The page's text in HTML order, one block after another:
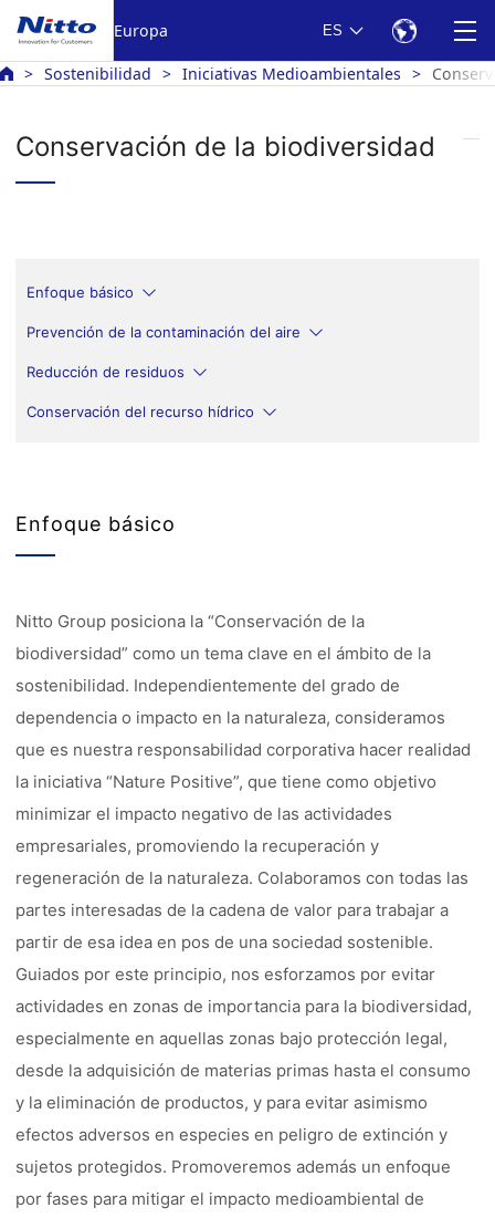
Europa ES
Sostenibilidad Iniciativas Medioambientales
Conservación de la biodiversidad
Enfoque básico
Prevención de la contaminación del aire
Reducción de residuos
Conservación del recurso hídrico
Enfoque básico
Nitto Group posiciona la “Conservación de la
biodiversidad” como un tema clave en el ámbito de la
sostenibilidad. Independientemente del grado de
dependencia o impacto en la naturaleza, consideramos
que es nuestra responsabilidad corporativa hacer realidad
la iniciativa “Nature Positive”, que tiene como objetivo
minimizar el impacto negativo de las actividades
empresariales, promoviendo la recuperación y
regeneración de la naturaleza. Colaboramos con todas las
partes interesadas de la cadena de valor para trabajar a
partir de esa idea en pos de una sociedad sostenible.
Guiados por este principio, nos esforzamos por evitar
actividades en zonas de importancia para la biodiversidad,
especialmente en aquellas zonas bajo protección legal,
desde la adquisición de materias primas hasta el consumo
y la eliminación de productos, y para evitar asimismo
efectos adversos en especies en peligro de extinción y
sujetos protegidos. Promoveremos además un enfoque
por fases para mitigar el impacto medioambiental de